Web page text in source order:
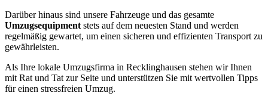
Darüber hinaus sind unsere Fahrzeuge und das gesamte
Umzugsequipment stets auf dem neuesten Stand und werden
regelmäßig gewartet, um einen sicheren und effizienten Transport zu
gewährleisten.
Als Ihre lokale Umzugsfirma in Recklinghausen stehen wir Ihnen
mit Rat und Tat zur Seite und unterstützen Sie mit wertvollen Tipps
für einen stressfreien Umzug.